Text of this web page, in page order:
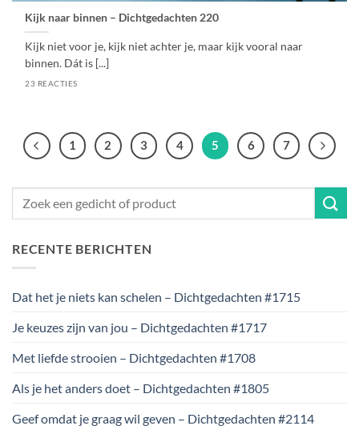
Kijk naar binnen – Dichtgedachten 220
Kijk niet voor je, kijk niet achter je, maar kijk vooral naar
binnen. Dát is [...]
23 REACTIES
1 2 3 4 5 6 7
RECENTE BERICHTEN
Dat het je niets kan schelen – Dichtgedachten #1715
Je keuzes zijn van jou – Dichtgedachten #1717
Met liefde strooien – Dichtgedachten #1708
Als je het anders doet – Dichtgedachten #1805
Geef omdat je graag wil geven – Dichtgedachten #2114